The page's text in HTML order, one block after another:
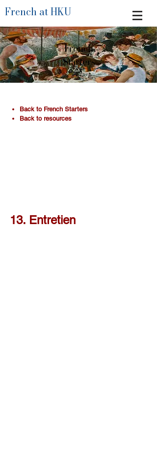
French at HKU
French
Starters
​Back to French Starters
Back to resources
13. Entretien